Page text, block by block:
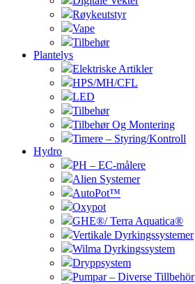
Røykeutstyr
Vape
Tilbehør
Plantelys
Elektriske Artikler
HPS/MH/CFL
LED
Tilbehør
Tilbehør Og Montering
Timere – Styring/Kontroll
Hydro
PH – EC-målere
Alien Systemer
AutoPot™
Oxypot
GHE®/ Terra Aquatica®
Vertikale Dyrkingssystemer
Wilma Dyrkingssystem
Dryppsystem
Pumpar – Diverse Tillbehör